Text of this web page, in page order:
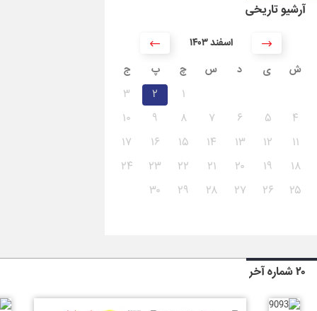
آرشیو تاریخی
۱۴۰۳ اسفند
ش
ی د س چ پ ج
۱ ۲
۳
۴
۵ ۶ ۷ ۸ ۹
۱۰
۱۱
۱۲ ۱۳ ۱۴ ۱۵ ۱۶
۱۷
۱۸
۱۹ ۲۰ ۲۱ ۲۲ ۲۳
۲۴
۲۵
۲۶ ۲۷ ۲۸ ۲۹ ۳۰
۲۰ شماره آخر